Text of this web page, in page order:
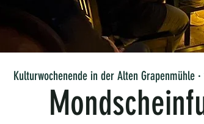
Kulturwochenende in der Alten Grapenmühle